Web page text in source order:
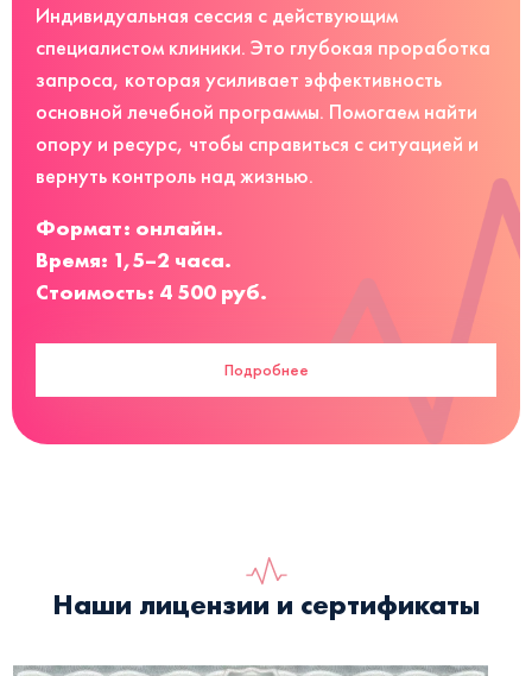
Индивидуальная сессия с действующим
специалистом клиники. Это глубокая проработка
запроса, которая усиливает эффективность
основной лечебной программы. Помогаем найти
опору и ресурс, чтобы справиться с ситуацией и
вернуть контроль над жизнью.
Формат: онлайн.
Время: 1,5–2 часа.
Стоимость: 4 500 руб.
Подробнее
Наши лицензии и сертификаты